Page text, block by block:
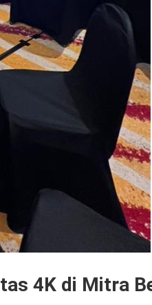
4K di Mitra